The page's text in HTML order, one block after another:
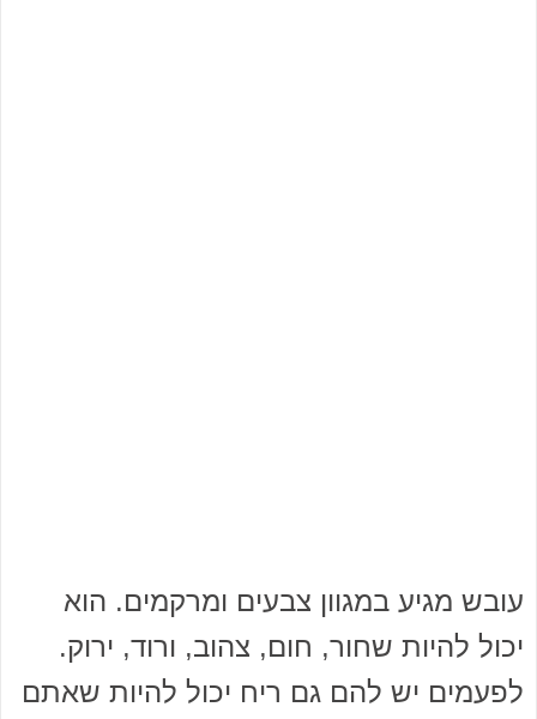
עובש מגיע במגוון צבעים ומרקמים. הוא
יכול להיות שחור, חום, צהוב, ורוד, ירוק.
לפעמים יש להם גם ריח יכול להיות שאתם